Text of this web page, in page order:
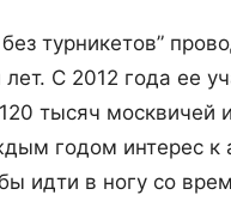
турникетов”
С 2012 года ее
тысяч москвичей
годом интерес к
идти в ногу со